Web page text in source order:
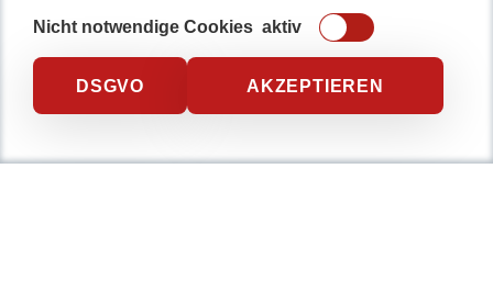
Nicht notwendige Cookies aktiv
DSGVO AKZEPTIEREN